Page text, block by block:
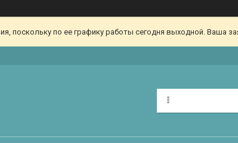
поскольку по ее графику работы сегодня выходной. Ваша